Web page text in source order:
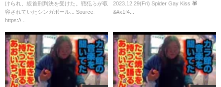
けられ、絞首刑判決を受けた。戦犯らが収
容されていたシンガポール... Source:
https://...
2023.12.29(Fri) Spider Gay Kiss 🕷️
&#x1f4...